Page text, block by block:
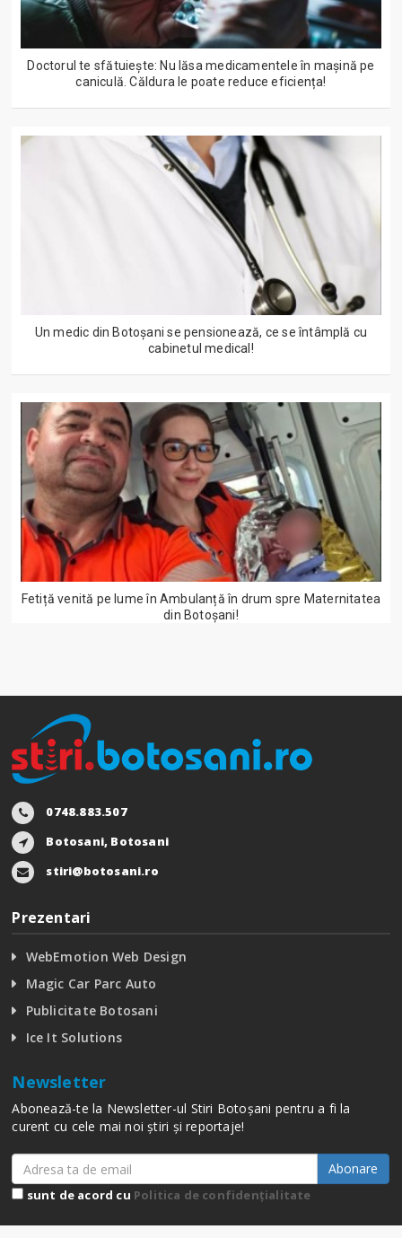
Doctorul te sfătuiește: Nu lăsa medicamentele în mașină pe
caniculă. Căldura le poate reduce eficiența!
Un medic din Botoșani se pensionează, ce se întâmplă cu
cabinetul medical!
Fetiță venită pe lume în Ambulanță în drum spre Maternitatea
din Botoșani!
0748.883.507
Botosani, Botosani
stiri@botosani.ro
Prezentari
WebEmotion Web Design
Magic Car Parc Auto
Publicitate Botosani
Ice It Solutions
Newsletter
Abonează-te la Newsletter-ul Stiri Botoșani pentru a fi la
curent cu cele mai noi știri și reportaje!
Abonare
sunt de acord cu Politica de confidențialitate